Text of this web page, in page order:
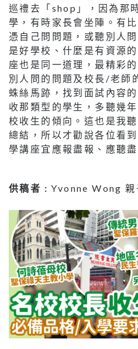
巡禮去「shop」，因為那
學，有時家長會坐陣。有
憑自己問問題，或聽別人
是好學校、什麼是有資源
座也是同一道理，最精彩
別人問的問題及校長/老師
蛛絲馬跡，找到面試內容
收那類型的學生，多聽幾
校收生的傾向。這也是我
總結，所以才勸說各位看
學講座宜應報盡報、應聽盡
供稿者 : Yvonne Wong 親